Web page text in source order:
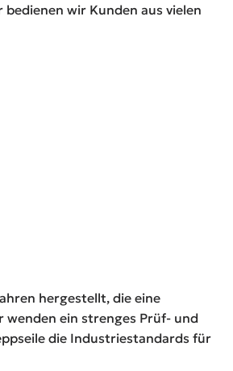
wir Kunden aus vielen
hergestellt, die eine
wenden ein strenges Prüf- und
die Industriestandards für